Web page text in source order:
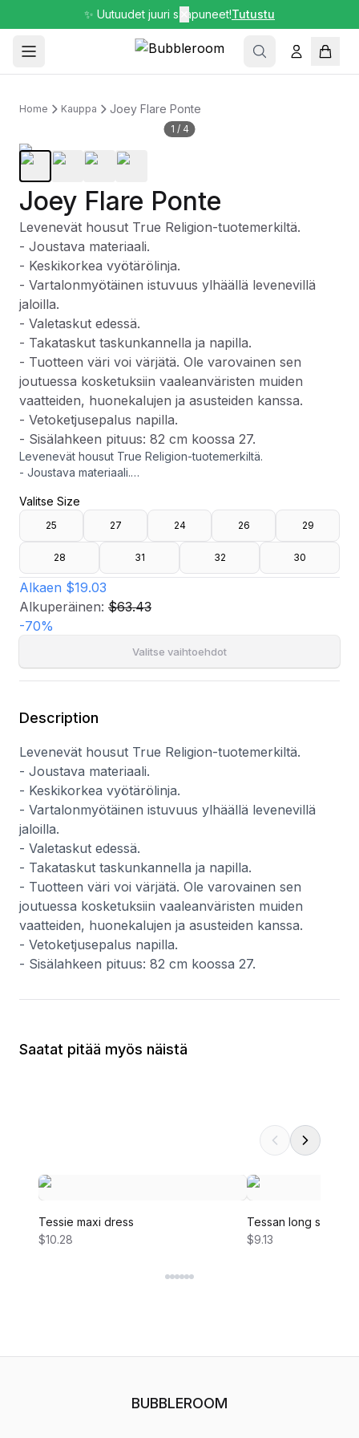
✨ Uutuudet juuri saapuneet!Tutustu
Home Kauppa Joey Flare Ponte
1 / 4
Joey Flare Ponte
Levenevät housut True Religion-tuotemerkiltä.
- Joustava materiaali.
- Keskikorkea vyötärölinja.
- Vartalonmyötäinen istuvuus ylhäällä levenevillä
jaloilla.
- Valetaskut edessä.
- Takataskut taskunkannella ja napilla.
- Tuotteen väri voi värjätä. Ole varovainen sen
joutuessa kosketuksiin vaaleanväristen muiden
vaatteiden, huonekalujen ja asusteiden kanssa.
- Vetoketjusepalus napilla.
- Sisälahkeen pituus: 82 cm koossa 27.
Levenevät housut True Religion-tuotemerkiltä.
- Joustava materiaali.
- Vartalonmyötäinen istuvuus ylhäällä levenevillä jaloilla.
- Valetaskut edessä.
- Takataskut taskunkannella ja napilla.
- Tuotteen väri voi värjätä. Ole varovainen sen joutuessa
kosketuksiin vaaleanväristen muiden vaatteiden,
huonekalujen ja asusteiden kanssa.
- Vetoketjusepalus napilla.
- Sisälahkeen pituus: 82 cm koossa 27.
Valitse Size
25 27 24 26 29
28 31 32 30
Alkaen $19.03
Alkuperäinen: $63.43
-70%
Valitse vaihtoehdot
Description
Levenevät housut True Religion-tuotemerkiltä.
- Joustava materiaali.
- Keskikorkea vyötärölinja.
- Vartalonmyötäinen istuvuus ylhäällä levenevillä
jaloilla.
- Valetaskut edessä.
- Takataskut taskunkannella ja napilla.
- Tuotteen väri voi värjätä. Ole varovainen sen
joutuessa kosketuksiin vaaleanväristen muiden
vaatteiden, huonekalujen ja asusteiden kanssa.
- Vetoketjusepalus napilla.
- Sisälahkeen pituus: 82 cm koossa 27.
Saatat pitää myös näistä
Tessie maxi dress
$10.28
Tessan long sleeve
$9.13
BUBBLEROOM